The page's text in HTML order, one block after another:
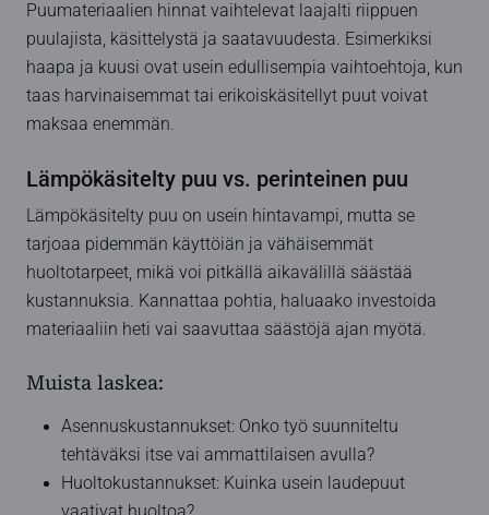
Puumateriaalien hinnat vaihtelevat laajalti riippuen
puulajista, käsittelystä ja saatavuudesta. Esimerkiksi
haapa ja kuusi ovat usein edullisempia vaihtoehtoja, kun
taas harvinaisemmat tai erikoiskäsitellyt puut voivat
maksaa enemmän.
Lämpökäsitelty puu vs. perinteinen puu
Lämpökäsitelty puu on usein hintavampi, mutta se
tarjoaa pidemmän käyttöiän ja vähäisemmät
huoltotarpeet, mikä voi pitkällä aikavälillä säästää
kustannuksia. Kannattaa pohtia, haluaako investoida
materiaaliin heti vai saavuttaa säästöjä ajan myötä.
Muista laskea:
Asennuskustannukset: Onko työ suunniteltu
tehtäväksi itse vai ammattilaisen avulla?
Huoltokustannukset: Kuinka usein laudepuut